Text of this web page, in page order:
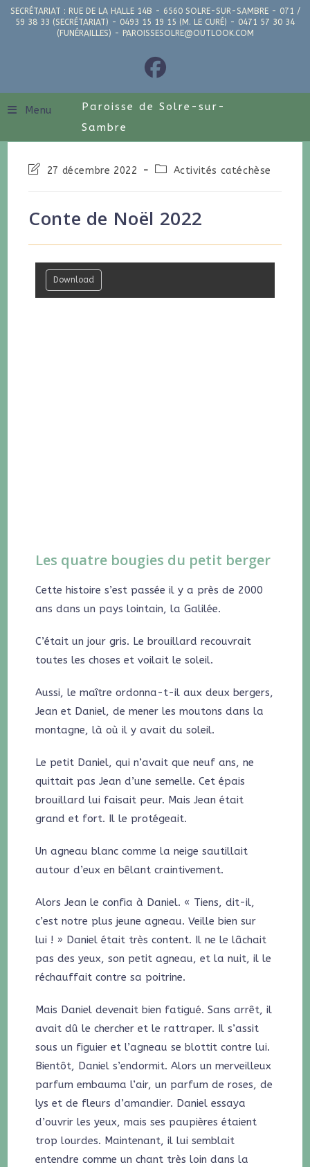
SECRÉTARIAT : RUE DE LA HALLE 14B - 6560 SOLRE-SUR-SAMBRE - 071 /
59 38 33 (SECRÉTARIAT) - 0493 15 19 15 (M. LE CURÉ) - 0471 57 30 34
(FUNÉRAILLES) - PAROISSESOLRE@OUTLOOK.COM
Menu
Paroisse de Solre-sur-
Sambre
27 décembre 2022 Activités catéchèse
Conte de Noël 2022
Download
Les quatre bougies du petit berger
Cette histoire s’est passée il y a près de 2000
ans dans un pays lointain, la Galilée.
C’était un jour gris. Le brouillard recouvrait
toutes les choses et voilait le soleil.
Aussi, le maître ordonna-t-il aux deux bergers,
Jean et Daniel, de mener les moutons dans la
montagne, là où il y avait du soleil.
Le petit Daniel, qui n’avait que neuf ans, ne
quittait pas Jean d’une semelle. Cet épais
brouillard lui faisait peur. Mais Jean était
grand et fort. Il le protégeait.
Un agneau blanc comme la neige sautillait
autour d’eux en bêlant craintivement.
Alors Jean le confia à Daniel. « Tiens, dit-il,
c’est notre plus jeune agneau. Veille bien sur
lui ! » Daniel était très content. Il ne le lâchait
pas des yeux, son petit agneau, et la nuit, il le
réchauffait contre sa poitrine.
Mais Daniel devenait bien fatigué. Sans arrêt, il
avait dû le chercher et le rattraper. Il s’assit
sous un figuier et l’agneau se blottit contre lui.
Bientôt, Daniel s’endormit. Alors un merveilleux
parfum embauma l’air, un parfum de roses, de
lys et de fleurs d’amandier. Daniel essaya
d’ouvrir les yeux, mais ses paupières étaient
trop lourdes. Maintenant, il lui semblait
entendre comme un chant très loin dans la